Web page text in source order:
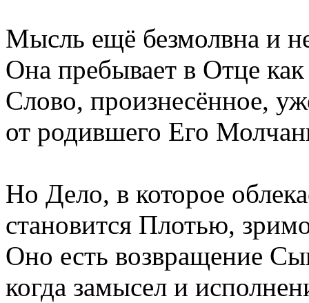
Мысль ещё безмолвна и
Она пребывает в Отце
Слово, произнесённое,
от родившего Его
Но Дело, в которое
становится Плотью,
Оно есть возвращение
когда замысел и